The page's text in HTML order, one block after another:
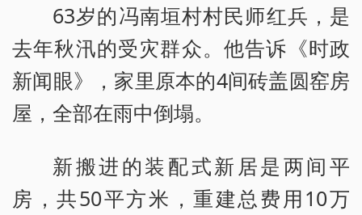
63岁的冯南垣村村民师红兵，是
去年秋汛的受灾群众。他告诉《时政
新闻眼》，家里原本的4间砖盖圆窑房
屋，全部在雨中倒塌。
新搬进的装配式新居是两间平
房，共50平方米，重建总费用10万